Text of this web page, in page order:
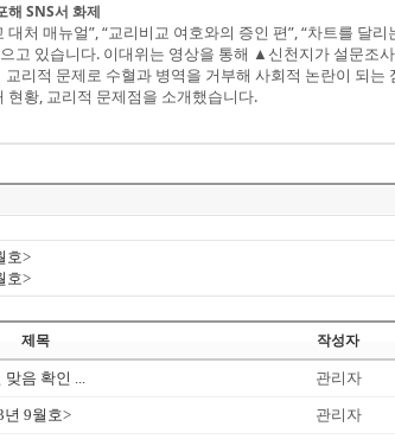
해 SNS서 화제
처 매뉴얼”, “교리비교 여호와의 증인 편”, “차트를 달
고 있습니다. 이대위는 영상을 통해 ▲신천지가 설문조
리적 문제로 수혈과 병역을 거부해 사회적 논란이 되
현황, 교리적 문제점을 소개했습니다.
호>
호>
제목 작성자
맞음 확인 ... 관리자
년 9월호> 관리자